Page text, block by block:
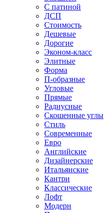
С патиной
ДСП
Стоимость
Дешевые
Дорогие
Эконом-класс
Элитные
Форма
П-образные
Угловые
Прямые
Радиусные
Скошенные углы
Стиль
Современные
Евро
Английские
Дизайнерские
Итальянские
Кантри
Классические
Лофт
Модерн